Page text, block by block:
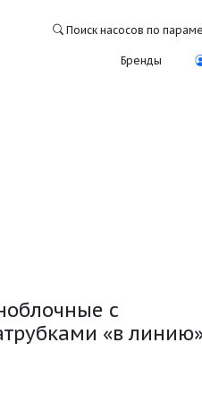
Поиск